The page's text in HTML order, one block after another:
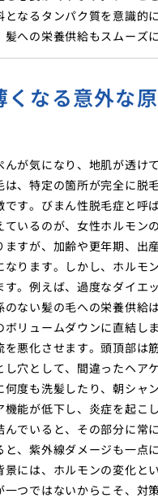
なるタンパク質を意識
への栄養供給もスムーズに
なる意外な
が気になり、地肌が透け
、特定の箇所が完全に
す。びまん性脱毛症と呼
いるのが、女性ホルモン
すが、加齢や更年期、
ります。しかし、ホルモ
。例えば、過度なダイ
ない髪の毛への栄養供
リュームダウンに直結
悪化させます。頭頂部
穴として、間違ったヘア
度も洗髪したり、朝シャ
能が低下し、炎症を起こ
でいると、その部分に
、紫外線ダメージも一
には、ホルモンの変化
つではないからこそ、対